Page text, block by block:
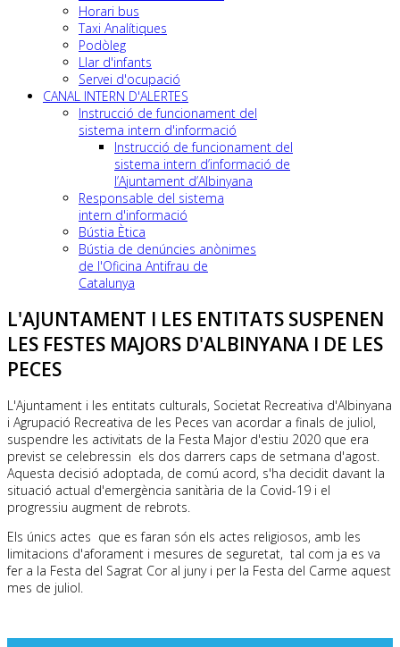
Horari bus
Taxi Analítiques
Podòleg
Llar d'infants
Servei d'ocupació
CANAL INTERN D'ALERTES
Instrucció de funcionament del
sistema intern d'informació
Instrucció de funcionament del
sistema intern d’informació de
l’Ajuntament d’Albinyana
Responsable del sistema
intern d'informació
Bústia Ètica
Bústia de denúncies anònimes
de l'Oficina Antifrau de
Catalunya
L'AJUNTAMENT I LES ENTITATS SUSPENEN
LES FESTES MAJORS D'ALBINYANA I DE LES
PECES
L'Ajuntament i les entitats culturals, Societat Recreativa d'Albinyana
i Agrupació Recreativa de les Peces van acordar a finals de juliol,
suspendre les activitats de la Festa Major d'estiu 2020 que era
previst se celebressin els dos darrers caps de setmana d'agost.
Aquesta decisió adoptada, de comú acord, s'ha decidit davant la
situació actual d'emergència sanitària de la Covid-19 i el
progressiu augment de rebrots.
Els únics actes que es faran són els actes religiosos, amb les
limitacions d'aforament i mesures de seguretat, tal com ja es va
fer a la Festa del Sagrat Cor al juny i per la Festa del Carme aquest
mes de juliol.